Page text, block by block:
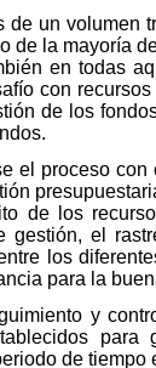
un volumen
de la mayoría
en todas
con
de los
el proceso
de los
el
los
para la
y
para
de